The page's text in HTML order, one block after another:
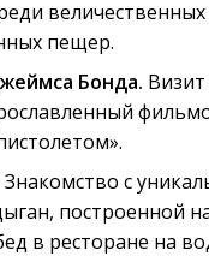
величественных
пещер.
Бонда.
Знакомство с
построенной
в ресторане на